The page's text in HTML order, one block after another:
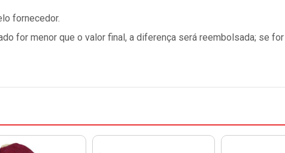
fornecedor.
for menor que o valor final, a diferença será reembolsada; se for